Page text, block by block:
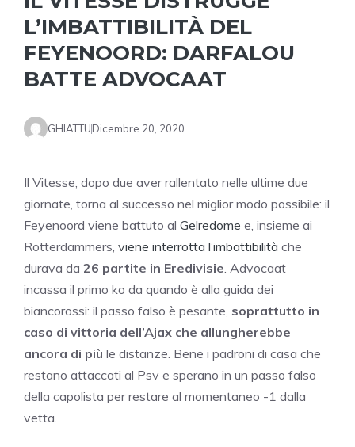
L’IMBATTIBILITÀ DEL
FEYENOORD: DARFALOU
BATTE ADVOCAAT
GHIATTUDicembre 20, 2020
Il Vitesse, dopo due aver rallentato nelle ultime due
giornate, torna al successo nel miglior modo possibile: il
Feyenoord viene battuto al Gelredome e, insieme ai
Rotterdammers, viene interrotta l’imbattibilità che
durava da 26 partite in Eredivisie. Advocaat
incassa il primo ko da quando è alla guida dei
biancorossi: il passo falso è pesante, soprattutto in
caso di vittoria dell’Ajax che allungherebbe
ancora di più le distanze. Bene i padroni di casa che
restano attaccati al Psv e sperano in un passo falso
della capolista per restare al momentaneo -1 dalla
vetta.